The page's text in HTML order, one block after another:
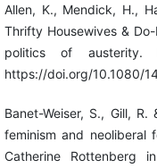
Allen, K., Mendick, H.,
Thrifty Housewives &
politics of austerity.
https://doi.org/10.1080/
Banet-Weiser, S., Gill,
feminism and neoliberal
Catherine Rottenberg